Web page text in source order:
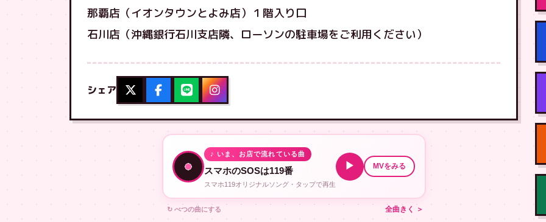
那覇店（イオンタウンとよみ店）１階入り口
石川店（沖縄銀行石川支店隣、ローソンの駐車場をご利用ください）
シェア
♪ いま、お店で流れている曲
スマホのSOSは119番
スマホ119オリジナルソング・タップで再生
▶ MVをみる
↻ べつの曲にする 全曲きく ＞